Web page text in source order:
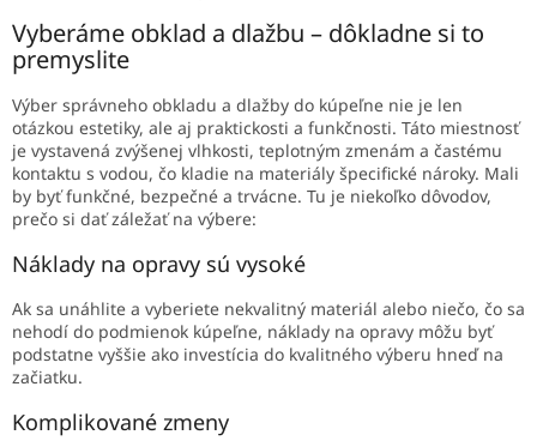
Vyberáme obklad a dlažbu – dôkladne si to
premyslite
Výber správneho obkladu a dlažby do kúpeľne nie je len
otázkou estetiky, ale aj praktickosti a funkčnosti. Táto miestnosť
je vystavená zvýšenej vlhkosti, teplotným zmenám a častému
kontaktu s vodou, čo kladie na materiály špecifické nároky. Mali
by byť funkčné, bezpečné a trvácne. Tu je niekoľko dôvodov,
prečo si dať záležať na výbere:
Náklady na opravy sú vysoké
Ak sa unáhlite a vyberiete nekvalitný materiál alebo niečo, čo sa
nehodí do podmienok kúpeľne, náklady na opravy môžu byť
podstatne vyššie ako investícia do kvalitného výberu hneď na
začiatku.
Komplikované zmeny